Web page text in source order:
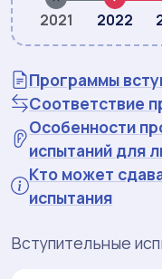
2021 2022
Программы
Соответствие
Особенности
испытаний для
Кто может
испытания
Вступительные